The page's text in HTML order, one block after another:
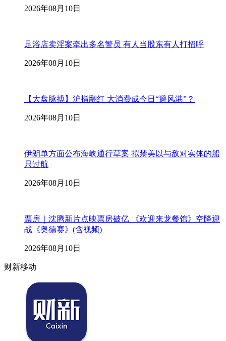
2026年08月10日
足浴店卖淫案牵出多名警员 有人当股东有人打招呼
2026年08月10日
【大盘脉搏】沪指翻红 大消费成今日“避风港”？
2026年08月10日
伊朗单方面公布海峡通行草案 拟禁美以与敌对实体的船
只过航
2026年08月10日
票房｜沈腾新片点映票房破亿 《欢迎来龙餐馆》空降迎
战《奥德赛》(含视频)
2026年08月10日
财新移动